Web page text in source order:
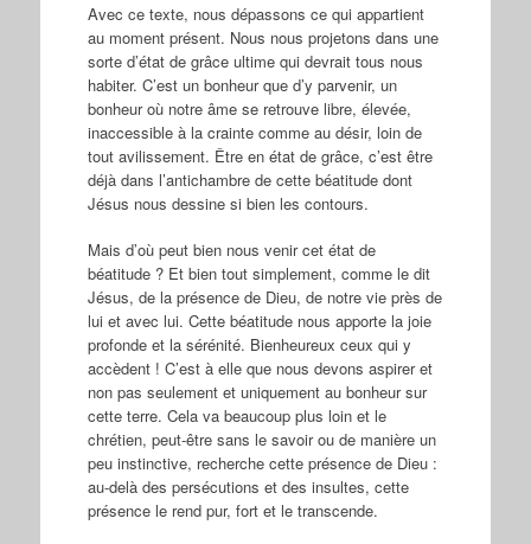
Avec ce texte, nous dépassons ce qui appartient
au moment présent. Nous nous projetons dans une
sorte d’état de grâce ultime qui devrait tous nous
habiter. C’est un bonheur que d’y parvenir, un
bonheur où notre âme se retrouve libre, élevée,
inaccessible à la crainte comme au désir, loin de
tout avilissement. Être en état de grâce, c’est être
déjà dans l’antichambre de cette béatitude dont
Jésus nous dessine si bien les contours.
Mais d’où peut bien nous venir cet état de
béatitude ? Et bien tout simplement, comme le dit
Jésus, de la présence de Dieu, de notre vie près de
lui et avec lui. Cette béatitude nous apporte la joie
profonde et la sérénité. Bienheureux ceux qui y
accèdent ! C’est à elle que nous devons aspirer et
non pas seulement et uniquement au bonheur sur
cette terre. Cela va beaucoup plus loin et le
chrétien, peut-être sans le savoir ou de manière un
peu instinctive, recherche cette présence de Dieu :
au-delà des persécutions et des insultes, cette
présence le rend pur, fort et le transcende.